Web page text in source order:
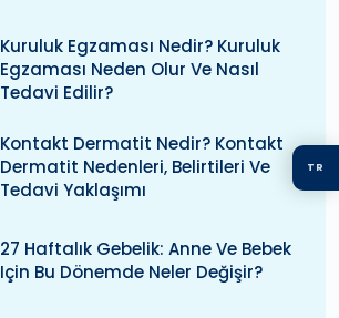
TR
Kuruluk Egzaması Nedir? Kuruluk
Egzaması Neden Olur Ve Nasıl
Tedavi Edilir?
Kontakt Dermatit Nedir? Kontakt
Dermatit Nedenleri, Belirtileri Ve
Tedavi Yaklaşımı
27 Haftalık Gebelik: Anne Ve Bebek
Için Bu Dönemde Neler Değişir?